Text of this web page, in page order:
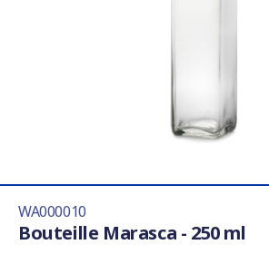
WA000010
Bouteille Marasca - 250 ml